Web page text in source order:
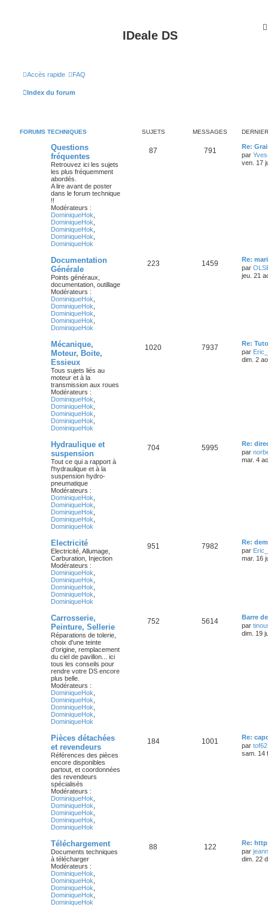
IDeale DS
Accès rapide FAQ
Index du forum
FORUMS TECHNIQUES SUJETS MESSAGES
Questions
fréquentes
Retrouvez ici les sujets
les plus fréquemment
abordés.
A lire avant de poster
dans le forum technique
!!
Modérateurs :
DominiqueHok
DominiqueHok
DominiqueHok
DominiqueHok
DominiqueHok
87 791
Re:
par
ven. 17
Documentation
Générale
Points généraux,
documentation, outillage
Modérateurs :
DominiqueHok
DominiqueHok
DominiqueHok
DominiqueHok
DominiqueHok
223 1459
Re:
par
jeu. 21
Mécanique,
Moteur, Boite,
Essieux
Tous sujets liés au
moteur et à la
transmission aux roues
Modérateurs :
DominiqueHok
DominiqueHok
DominiqueHok
DominiqueHok
DominiqueHok
1020 7937
Re:
par
dim. 2
Hydraulique et
suspension
Tout ce qui a rapport à
l'hydraulique et à la
suspension hydro-
pneumatique
Modérateurs :
DominiqueHok
DominiqueHok
DominiqueHok
DominiqueHok
DominiqueHok
704 5995
Re:
par
mar. 4
Electricité
Electricité, Allumage,
Carburation, Injection
Modérateurs :
DominiqueHok
DominiqueHok
DominiqueHok
DominiqueHok
DominiqueHok
951 7982
Re:
par
mar. 16
Carrosserie,
Peinture, Sellerie
Réparations de tolerie,
choix d'une teinte
d'origine, remplacement
du ciel de pavillon... ici
tous les conseils pour
rendre votre DS encore
plus belle.
Modérateurs :
DominiqueHok
DominiqueHok
DominiqueHok
DominiqueHok
DominiqueHok
752 5614
Barre
par
dim. 19
Pièces détachées
et revendeurs
Références des pièces
encore disponibles
partout, et coordonnées
des revendeurs
spécialisés
Modérateurs :
DominiqueHok
DominiqueHok
DominiqueHok
DominiqueHok
DominiqueHok
184 1001
Re:
par tof62
sam. 14
Téléchargement
Documents techniques
à télécharger
Modérateurs :
DominiqueHok
DominiqueHok
DominiqueHok
DominiqueHok
DominiqueHok
88 122
Re:
par
dim. 22